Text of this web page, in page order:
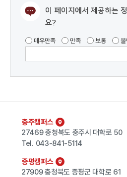
이 페이지에서 제공하는
요?
매우만족 만족 보통
충주캠퍼스
27469 충청북도 충주시 대학로 50
Tel. 043-841-5114
증평캠퍼스
27909 충청북도 증평군 대학로 61